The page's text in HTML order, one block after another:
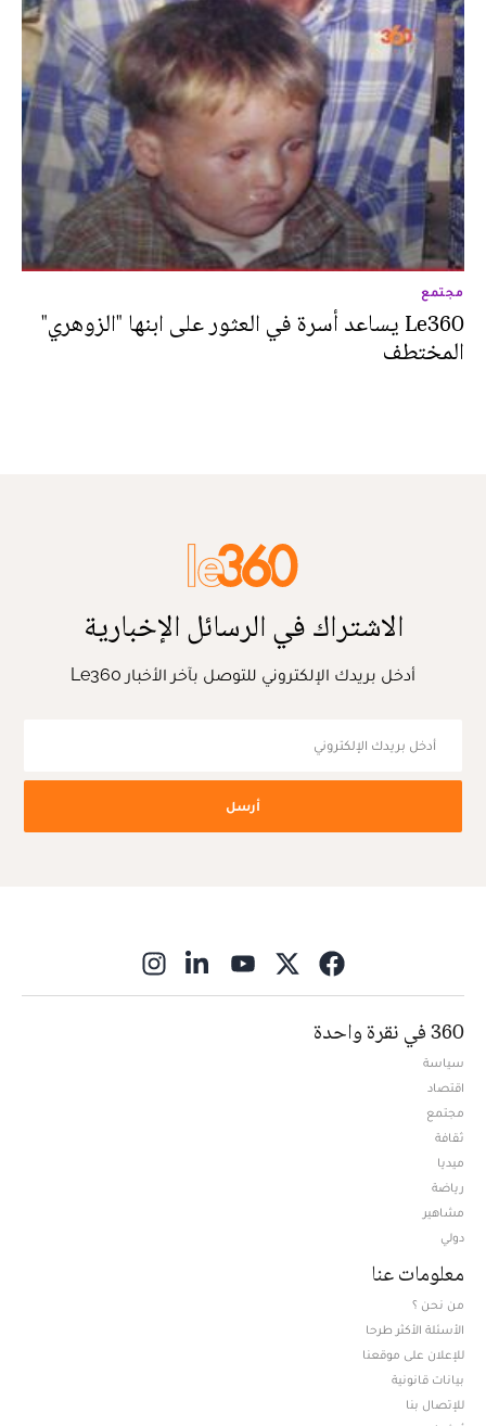
مجتمع
Le360 يساعد أسرة في العثور على ابنها "الزوهري"
المختطف
الاشتراك في الرسائل الإخبارية
أدخل بريدك الإلكتروني للتوصل بآخر الأخبار Le360
أرسل
360 في نقرة واحدة
سياسة
اقتصاد
مجتمع
ثقافة
ميديا
رياضة
مشاهير
دولي
معلومات عنا
من نحن ؟
الأسئلة الأكثر طرحا
للإعلان على موقعنا
بيانات قانونية
للإتصال بنا